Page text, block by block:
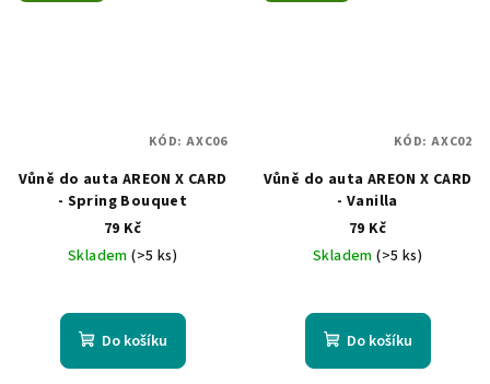
Vůně do auta AREON X CARD
- Spring Bouquet
79 Kč
Skladem(>5 ks)
Do košíku
KÓD: AXC06
Vůně do auta AREON X CARD
- Vanilla
79 Kč
Skladem(>5 ks)
Do košíku
KÓD: AXC02